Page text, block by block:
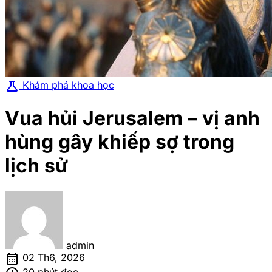
science Khám phá khoa học
Vua hủi Jerusalem – vị anh
hùng gây khiếp sợ trong
lịch sử
admin
calendar_month 02 Th6, 2026